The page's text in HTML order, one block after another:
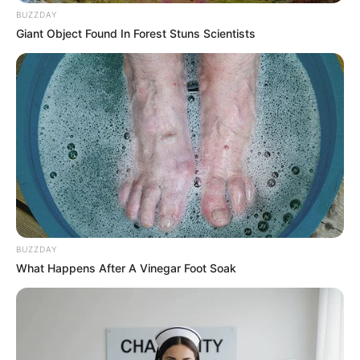
(foto: youtube/5-minute crafts girly)
2. Kamu bahkan bisa mengaplikasikan trik berikut
untuk menyusun pakaian di dalam lemari
(foto: youtube/5-minute crafts girly)
BUZZDAY
Giant Object Found In Forest Stuns Scientists
BUZZDAY
What Happens After A Vinegar Foot Soak